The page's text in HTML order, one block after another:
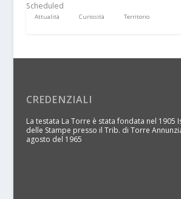
Scheduled
Attualità Curiosità Territorio
CREDENZIALI
La testata La Torre è stata fondata nel 1905
delle Stampe presso il Trib. di Torre
agosto del 1965